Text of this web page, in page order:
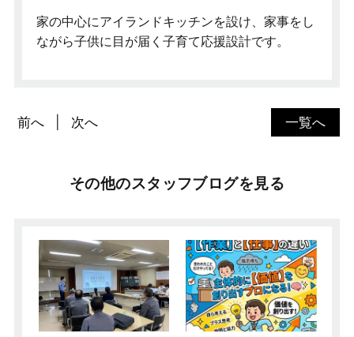
家の中心にアイランドキッチンを設け、家事をし
ながら子供に目が届く子育て応援設計です。
一覧へ
前へ 次へ
その他のスタッフブログを見る